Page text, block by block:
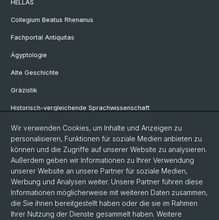
HELLAS
Collegium Beatus Rhenanus
Fachportal Antiquitas
Ägyptologie
Alte Geschichte
Gräzistik
Historisch-vergleichende Sprachwissenschaft
Klassische Archäologie
Latinistik
Ur- und Frühgeschichtliche und Provinzialrömische Archäologie
Vindonissa-Professur
© Universität Basel
Wir verwenden Cookies, um Inhalte und Anzeigen zu
personalisieren, Funktionen für soziale Medien anbieten zu
können und die Zugriffe auf unserer Website zu analysieren.
Außerdem geben wir Informationen zu Ihrer Verwendung
unserer Website an unsere Partner für soziale Medien,
Werbung und Analysen weiter. Unsere Partner führen diese
Informationen möglicherweise mit weiteren Daten zusammen,
die Sie ihnen bereitgestellt haben oder die sie im Rahmen
Ihrer Nutzung der Dienste gesammelt haben. Weitere